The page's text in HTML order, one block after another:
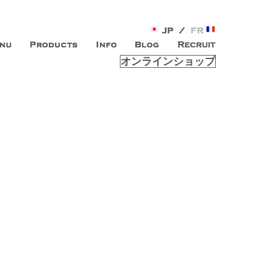
、 内面から輝く美をトー
ープン。お客様のもつ「自らしい美しさ」を追求し、未来の
を提供する総合エステサロンです。
オンラインショップ